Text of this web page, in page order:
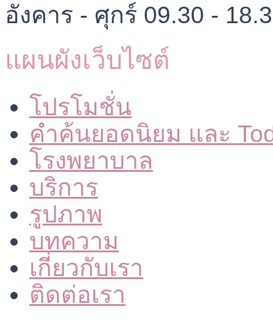
อังคาร - ศุกร์ 09.30 -
แผนผังเว็บไซต์
โปรโมชั่น
คำค้นยอดนิยม และ
โรงพยาบาล
บริการ
รูปภาพ
บทความ
เกี่ยวกับเรา
ติดต่อเรา